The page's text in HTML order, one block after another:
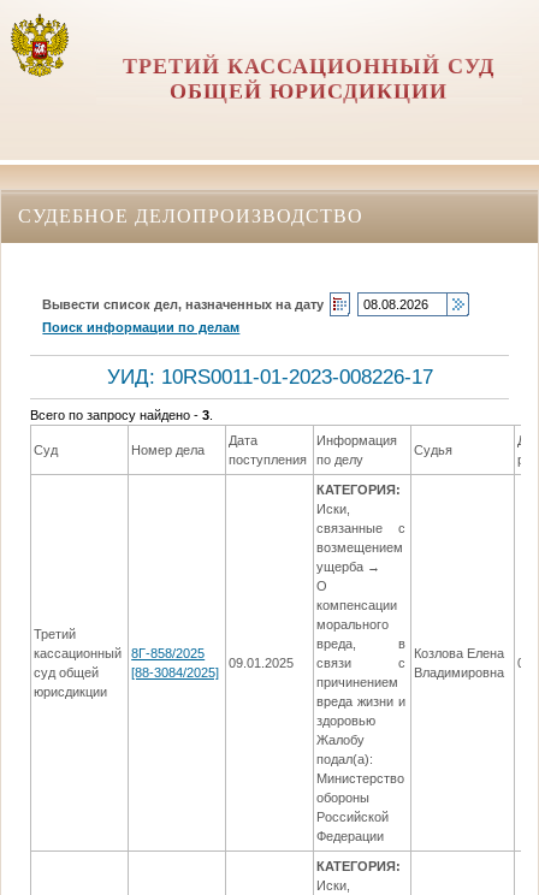
ТРЕТИЙ КАССАЦИОННЫЙ СУД
ОБЩЕЙ ЮРИСДИКЦИИ
СУДЕБНОЕ ДЕЛОПРОИЗВОДСТВО
Вывести список дел, назначенных на дату
Поиск информации по делам
УИД: 10RS0011-01-2023-008226-17
Всего по запросу найдено -3
Суд Номер дела
Дата
поступления
Информация
по делу
Судья
Третий
кассационный
суд общей
юрисдикции
8Г-858/2025
[88-3084/2025]
09.01.2025
КАТЕГОРИЯ:
Иски,
связанные с
возмещением
ущерба →
О
компенсации
морального
вреда, в
связи с
причинением
вреда жизни и
здоровью
Жалобу
подал(а):
Министерство
обороны
Российской
Федерации
Козлова Елена
Владимировна
КАТЕГОРИЯ:
Иски,